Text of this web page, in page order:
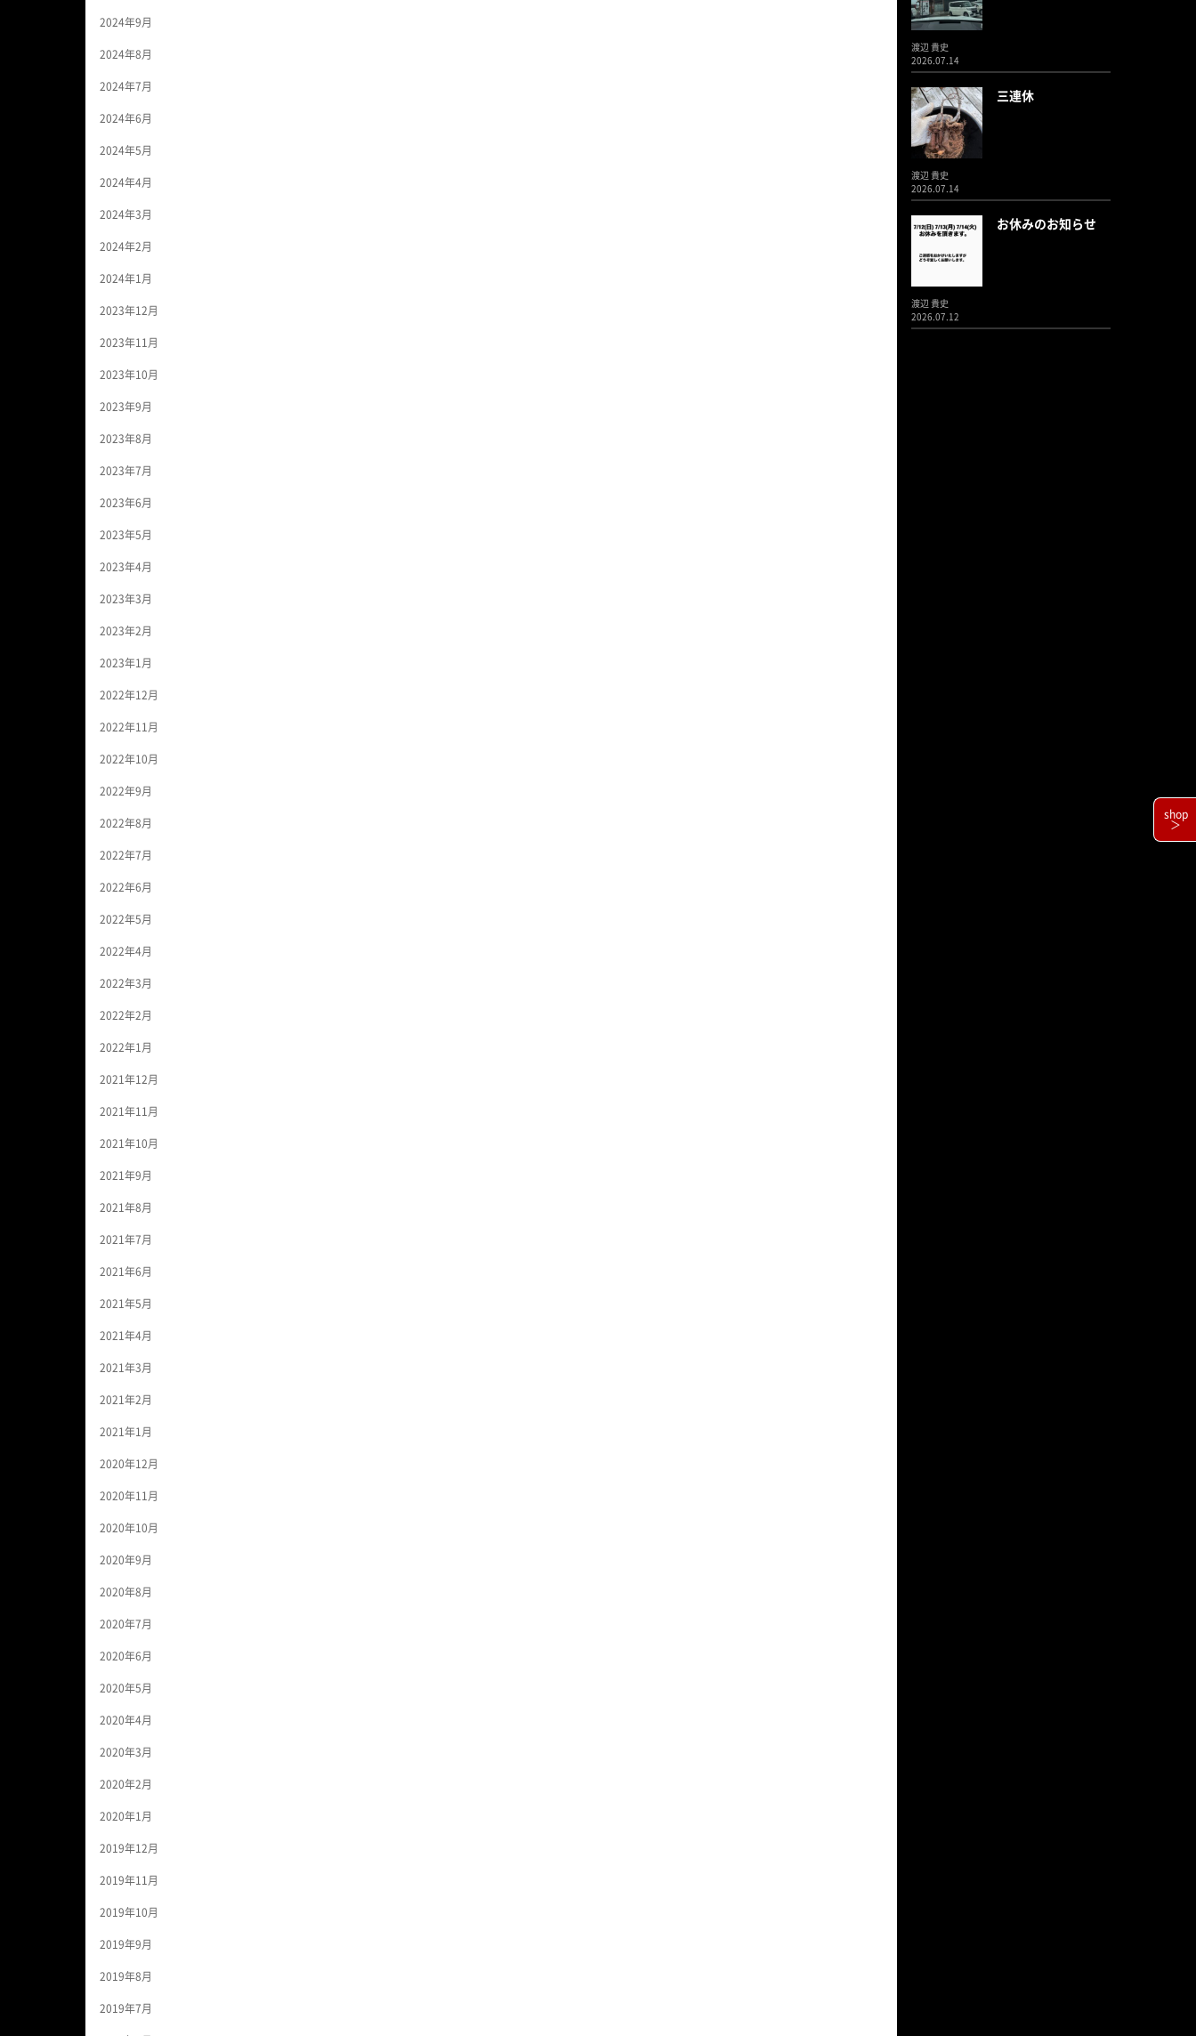
2024年9月
2024年8月
2024年7月
2024年6月
2024年5月
2024年4月
2024年3月
2024年2月
2024年1月
2023年12月
2023年11月
2023年10月
2023年9月
2023年8月
2023年7月
2023年6月
2023年5月
2023年4月
2023年3月
2023年2月
2023年1月
2022年12月
2022年11月
2022年10月
2022年9月
2022年8月
2022年7月
2022年6月
2022年5月
2022年4月
2022年3月
2022年2月
2022年1月
2021年12月
2021年11月
2021年10月
2021年9月
2021年8月
2021年7月
2021年6月
2021年5月
2021年4月
2021年3月
2021年2月
2021年1月
2020年12月
2020年11月
2020年10月
2020年9月
2020年8月
2020年7月
2020年6月
2020年5月
2020年4月
2020年3月
2020年2月
2020年1月
2019年12月
2019年11月
2019年10月
2019年9月
2019年8月
2019年7月
渡辺 貴史
2026.07.14
三連休
渡辺 貴史
2026.07.14
お休みのお知らせ
渡辺 貴史
2026.07.12
shop
＞